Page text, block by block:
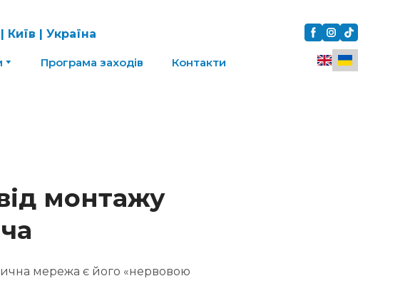
Київ | Україна
Програма заходів Контакти
монтажу
мережа є його «нервовою